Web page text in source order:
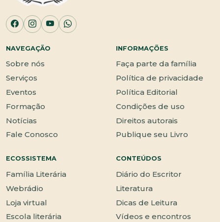
NAVEGAÇÃO
Sobre nós
Serviços
Eventos
Formação
Notícias
Fale Conosco
INFORMAÇÕES
Faça parte da família
Política de privacidade
Política Editorial
Condições de uso
Direitos autorais
Publique seu Livro
ECOSSISTEMA
Família Literária
Webrádio
Loja virtual
Escola literária
CONTEÚDOS
Diário do Escritor
Literatura
Dicas de Leitura
Vídeos e encontros